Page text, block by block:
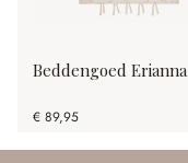
Beddengoed Erianna
€ 89,95